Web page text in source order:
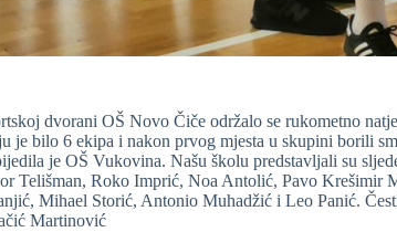
dvorani OŠ Novo Čiče održalo se rukometno
je bilo 6 ekipa i nakon prvog mjesta u skupini borili
je OŠ Vukovina. Našu školu predstavljali su
Telišman, Roko Imprić, Noa Antolić, Pavo Krešimir
Mihael Storić, Antonio Muhadžić i Leo Panić.
Martinović